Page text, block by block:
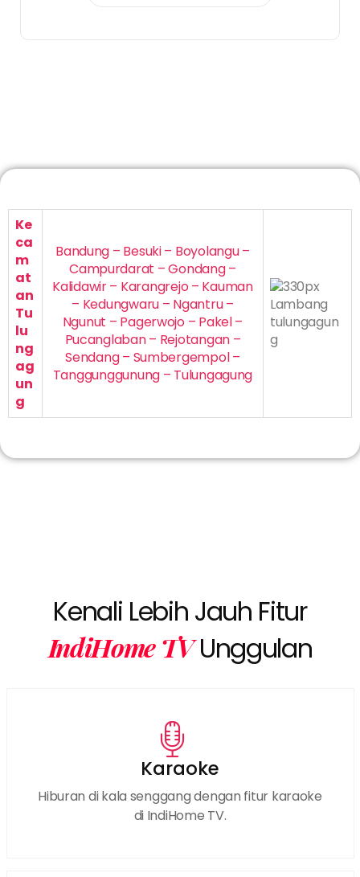
Ke
ca
m
at
an
Tu
lu
ng
ag
un
g
Bandung – Besuki – Boyolangu –
Campurdarat – Gondang –
Kalidawir – Karangrejo – Kauman
– Kedungwaru – Ngantru –
Ngunut – Pagerwojo – Pakel –
Pucanglaban – Rejotangan –
Sendang – Sumbergempol –
Tanggunggunung – Tulungagung
Kenali Lebih Jauh Fitur
IndiHome TVUnggulan
Karaoke
Hiburan di kala senggang dengan fitur karaoke
di IndiHome TV.